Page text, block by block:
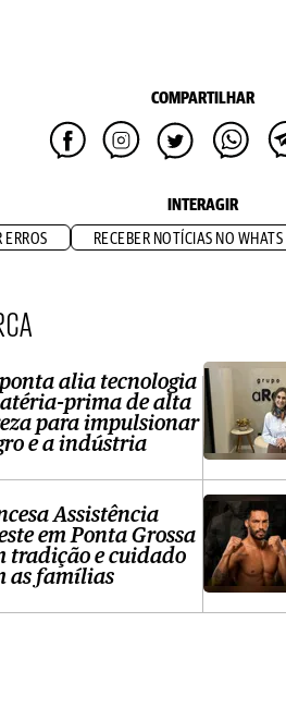
COMPARTILHAR
INTERAGIR
ERROS RECEBER NOTÍCIAS NO WHATS
alia tecnologia
prima de alta
para impulsionar
e a indústria
Assistência
em Ponta Grossa
tradição e cuidado
as famílias